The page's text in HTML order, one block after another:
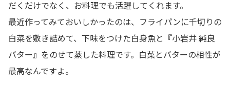
だくだけでなく、お料理でも活躍してくれます。
最近作ってみておいしかったのは、フライパンに千切りの
白菜を敷き詰めて、下味をつけた白身魚と『小岩井 純良
バター』をのせて蒸した料理です。白菜とバターの相性が
最高なんですよ。